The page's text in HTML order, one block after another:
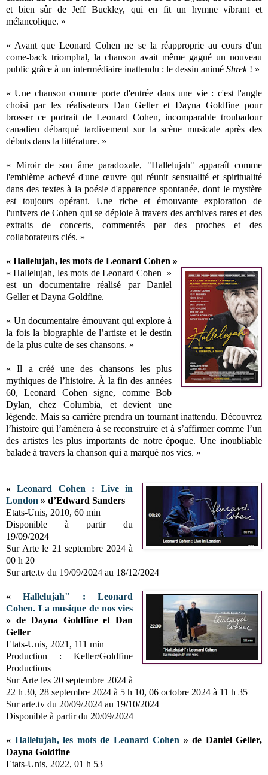
et bien sûr de Jeff Buckley, qui en fit un hymne vibrant et
mélancolique. »
« Avant que Leonard Cohen ne se la réapproprie au cours d'un
come-back triomphal, la chanson avait même gagné un nouveau
public grâce à un intermédiaire inattendu : le dessin animé Shrek ! »
« Une chanson comme porte d'entrée dans une vie : c'est l'angle
choisi par les réalisateurs Dan Geller et Dayna Goldfine pour
brosser ce portrait de Leonard Cohen, incomparable troubadour
canadien débarqué tardivement sur la scène musicale après des
débuts dans la littérature. »
« Miroir de son âme paradoxale, "Hallelujah" apparaît comme
l'emblème achevé d'une œuvre qui réunit sensualité et spiritualité
dans des textes à la poésie d'apparence spontanée, dont le mystère
est toujours opérant. Une riche et émouvante exploration de
l'univers de Cohen qui se déploie à travers des archives rares et des
extraits de concerts, commentés par des proches et des
collaborateurs clés. »
« Hallelujah, les mots de Leonard Cohen »
« Hallelujah, les mots de Leonard Cohen »
est un documentaire réalisé par Daniel
Geller et Dayna Goldfine.
« Un documentaire émouvant qui explore à
la fois la biographie de l’artiste et le destin
de la plus culte de ses chansons. »
« Il a créé une des chansons les plus
mythiques de l’histoire. À la fin des années
60, Leonard Cohen signe, comme Bob
Dylan, chez Columbia, et devient une
légende. Mais sa carrière prendra un tournant inattendu. Découvrez
l’histoire qui l’amènera à se reconstruire et à s’affirmer comme l’un
des artistes les plus importants de notre époque. Une inoubliable
balade à travers la chanson qui a marqué nos vies. »
«Leonard Cohen : Live in
London » d’Edward Sanders
Etats-Unis, 2010, 60 min
Disponible à partir du
19/09/2024
Sur Arte le 21 septembre 2024 à
00 h 20
Sur arte.tv du 19/09/2024 au 18/12/2024
«Hallelujah" : Leonard
Cohen. La musique de nos vies
» de Dayna Goldfine et Dan
Geller
Etats-Unis, 2021, 111 min
Production : Keller/Goldfine
Productions
Sur Arte les 20 septembre 2024 à
22 h 30, 28 septembre 2024 à 5 h 10, 06 octobre 2024 à 11 h 35
Sur arte.tv du 20/09/2024 au 19/10/2024
Disponible à partir du 20/09/2024
« Hallelujah, les mots de Leonard Cohen » de Daniel Geller,
Dayna Goldfine
Etats-Unis, 2022, 01 h 53